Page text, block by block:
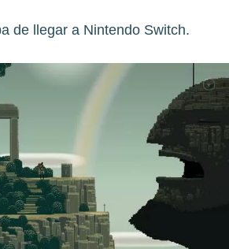
de llegar a Nintendo Switch.